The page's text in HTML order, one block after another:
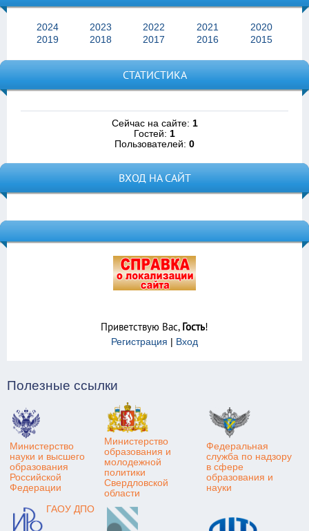
2024 2023 2022 2021
2020
2019
2018 2017 2016 2015
СТАТИСТИКА
Сейчас на сайте: 1
Гостей: 1
Пользователей: 0
ВХОД НА САЙТ
Приветствую Вас, Гость!
Регистрация Вход
Полезные ссылки
Министерство
науки и высшего
образования
Российской
Федерации
Министерство
образования и
молодежной
политики
Свердловской
области
Федеральная
служба по надзору
в сфере
образования и
науки
ГАОУ ДПО